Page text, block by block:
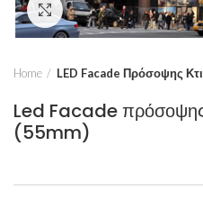
Click to enlarge
Home LED Facade Πρόσοψης
Led Facade
(55mm)